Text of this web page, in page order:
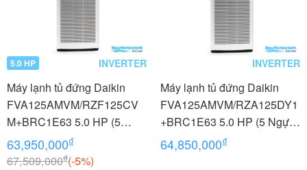
5.0 HP INVERTER
Máy lạnh tủ đứng Daikin
FVA125AMVM/RZF125CV
M+BRC1E63 5.0 HP (5
Ngựa) Inverter - 1 pha
63,950,000₫
67,509,000₫(-5%)
INVERTER
Máy lạnh tủ đứng Daikin
FVA125AMVM/RZA125DY1
+BRC1E63 5.0 HP (5 Ngựa)
Inverter - 3 pha
64,850,000₫